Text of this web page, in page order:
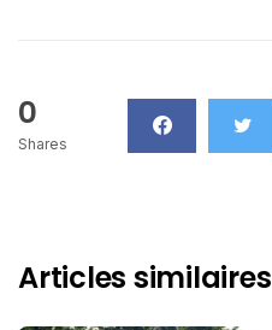
0
Shares
Articles similaires